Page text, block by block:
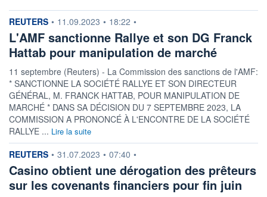
information fournie par
REUTERS • 11.09.2023 • 18:22 •
L'AMF sanctionne Rallye et son DG Franck
Hattab pour manipulation de marché
11 septembre (Reuters) - La Commission des sanctions de l'AMF:
* SANCTIONNE LA SOCIÉTÉ RALLYE ET SON DIRECTEUR
GÉNÉRAL, M. FRANCK HATTAB, POUR MANIPULATION DE
MARCHÉ * DANS SA DÉCISION DU 7 SEPTEMBRE 2023, LA
COMMISSION A PRONONCÉ À L'ENCONTRE DE LA SOCIÉTÉ
RALLYE ... Lire la suite
information fournie par
REUTERS • 31.07.2023 • 07:40 •
Casino obtient une dérogation des prêteurs
sur les covenants financiers pour fin juin